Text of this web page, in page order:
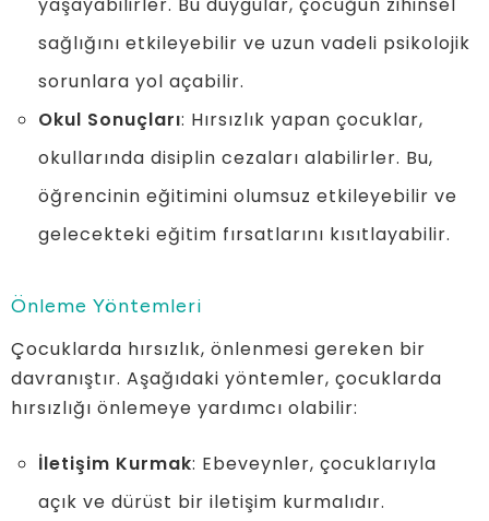
yaşayabilirler. Bu duygular, çocuğun zihinsel
sağlığını etkileyebilir ve uzun vadeli psikolojik
sorunlara yol açabilir.
Okul Sonuçları: Hırsızlık yapan çocuklar,
okullarında disiplin cezaları alabilirler. Bu,
öğrencinin eğitimini olumsuz etkileyebilir ve
gelecekteki eğitim fırsatlarını kısıtlayabilir.
Önleme Yöntemleri
Çocuklarda hırsızlık, önlenmesi gereken bir
davranıştır. Aşağıdaki yöntemler, çocuklarda
hırsızlığı önlemeye yardımcı olabilir:
İletişim Kurmak: Ebeveynler, çocuklarıyla
açık ve dürüst bir iletişim kurmalıdır.